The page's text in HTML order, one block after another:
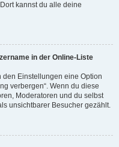
kannst du alle deine
in der Online-Liste
den Einstellungen eine Option
verbergen“. Wenn du diese
Moderatoren und du selbst
unsichtbarer Besucher gezählt.